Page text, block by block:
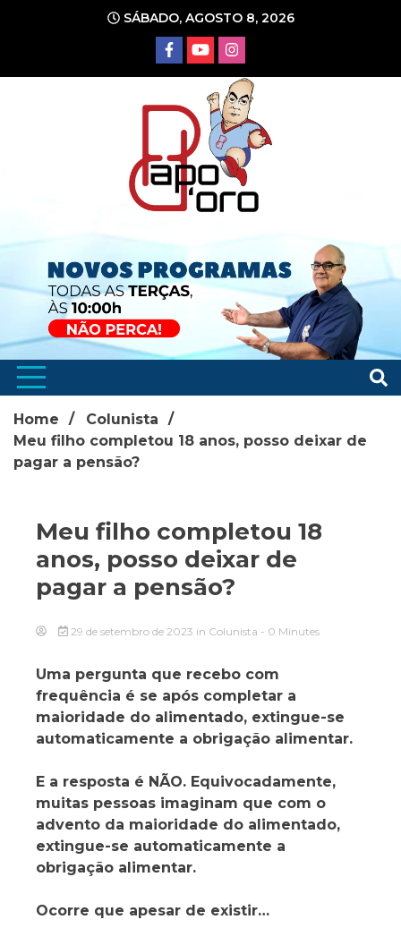
conteúdo
SÁBADO, AGOSTO 8, 2026
Home
Colunista
Meu filho completou 18 anos, posso deixar de
pagar a pensão?
Meu filho completou 18
anos, posso deixar de
pagar a pensão?
29 de setembro de 2023 in Colunista - 0 Minutes
Uma pergunta que recebo com
frequência é se após completar a
maioridade do alimentado, extingue-se
automaticamente a obrigação alimentar.
E a resposta é NÃO. Equivocadamente,
muitas pessoas imaginam que com o
advento da maioridade do alimentado,
extingue-se automaticamente a
obrigação alimentar.
Ocorre que apesar de existir…